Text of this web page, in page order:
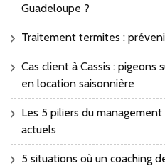
Guadeloupe ?
Traitement termites :
Cas client à Cassis : pigeons
en location saisonnière
Les 5 piliers du
actuels
5 situations où un coaching